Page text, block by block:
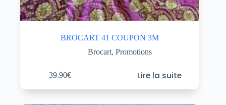
BROCART 41 COUPON 3M
Brocart, Promotions
39.90€ Lire la suite